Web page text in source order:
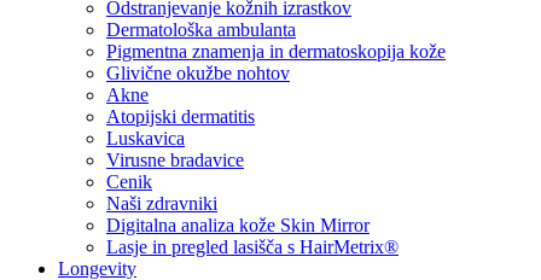
Odstranjevanje kožnih izrastkov
Dermatološka ambulanta
Pigmentna znamenja in dermatoskopija kože
Glivične okužbe nohtov
Akne
Atopijski dermatitis
Luskavica
Virusne bradavice
Cenik
Naši zdravniki
Digitalna analiza kože Skin Mirror
Lasje in pregled lasišča s HairMetrix®
Longevity